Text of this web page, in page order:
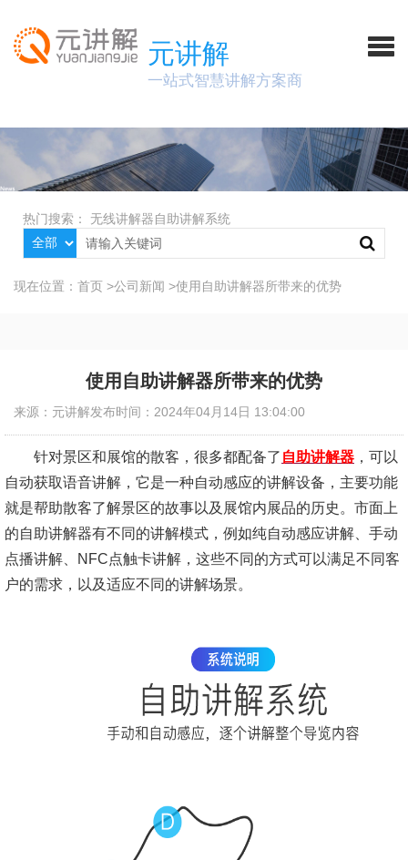
元讲解
一站式智慧讲解方案商
热门搜索： 无线讲解器自助讲解系统
现在位置： 首页 >公司新闻 >使用自助讲解器所带来的优势
使用自助讲解器所带来的优势
来源：元讲解发布时间：2024年04月14日 13:04:00
针对景区和展馆的散客，很多都配备了 自助讲解器 ，可以
自动获取语音讲解，它是一种自动感应的讲解设备，主要功能
就是帮助散客了解景区的故事以及展馆内展品的历史。市面上
的自助讲解器有不同的讲解模式，例如纯自动感应讲解、手动
点播讲解、NFC点触卡讲解，这些不同的方式可以满足不同客
户的需求，以及适应不同的讲解场景。